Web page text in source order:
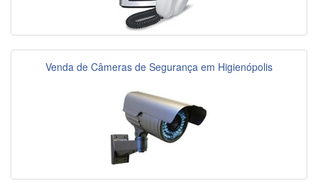
Venda de Câmeras de Segurança em Higienópolis